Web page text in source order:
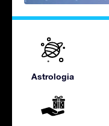
Astrologia